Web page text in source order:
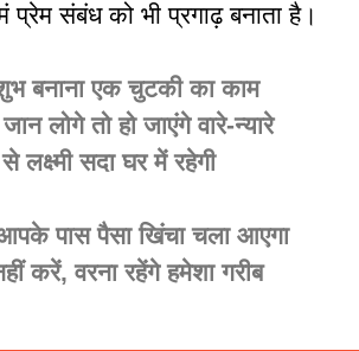
प्रेम संबंध को भी प्रगाढ़ बनाता है।
बनाना एक चुटकी का काम
लोगे तो हो जाएंगे वारे-न्‍यारे
लक्ष्मी सदा घर में रहेगी
पास पैसा खिंचा चला आएगा
करें, वरना रहेंगे हमेशा गरीब